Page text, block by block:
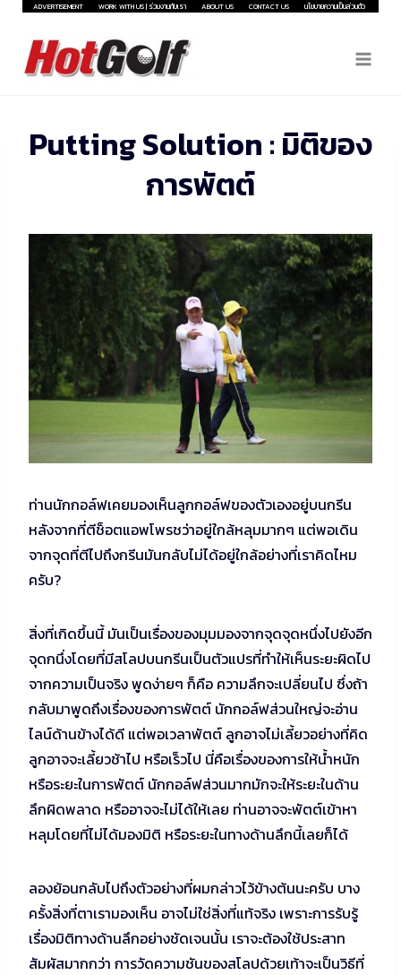
Skip
content
ADVERTISEMENT WORK WITH US | ร่วมงานกับเรา ABOUT US CONTACT US นโยบายความเป็นส่วนตัว
Putting Solution : มิติของ
การพัตต์
ท่านนักกอล์ฟเคยมองเห็นลูกกอล์ฟของตัวเองอยู่บนกรีน
หลังจากที่ตีช็อตแอพโพรชว่าอยู่ใกล้หลุมมากๆ แต่พอเดิน
จากจุดที่ตีไปถึงกรีนมันกลับไม่ได้อยู่ใกล้อย่างที่เราคิดไหม
ครับ?
สิ่งที่เกิดขึ้นนี้ มันเป็นเรื่องของมุมมองจากจุดจุดหนึ่งไปยังอีก
จุดกนึ่งโดยที่มีสโลปบนกรีนเป็นตัวแปรที่ทำให้เห็นระยะผิดไป
จากความเป็นจริง พูดง่ายๆ ก็คือ ความลึกจะเปลี่ยนไป ซึ่งถ้า
กลับมาพูดถึงเรื่องของการพัตต์ นักกอล์ฟส่วนใหญ่จะอ่าน
ไลน์ด้านข้างได้ดี แต่พอเวลาพัตต์ ลูกอาจไม่เลี้ยวอย่างที่คิด
ลูกอาจจะเลี้ยวช้าไป หรือเร็วไป นี่คือเรื่องของการให้น้ำหนัก
หรือระยะในการพัตต์ นักกอล์ฟส่วนมากมักจะให้ระยะในด้าน
ลึกผิดพลาด หรืออาจจะไม่ได้ให้เลย ท่านอาจจะพัตต์เข้าหา
หลุมโดยที่ไม่ได้มองมิติ หรือระยะในทางด้านลึกนี้เลยก็ได้
ลองย้อนกลับไปถึงตัวอย่างที่ผมกล่าวไว้ข้างต้นนะครับ บาง
ครั้งสิ่งที่ตาเรามองเห็น อาจไม่ใช่สิ่งที่แท้จริง เพราะการรับรู้
เรื่องมิติทางด้านลึกอย่างชัดเจนนั้น เราจะต้องใช้ประสาท
สัมผัสมากกว่า การวัดความชันของสโลปด้วยเท้าจะเป็นวิธีที่